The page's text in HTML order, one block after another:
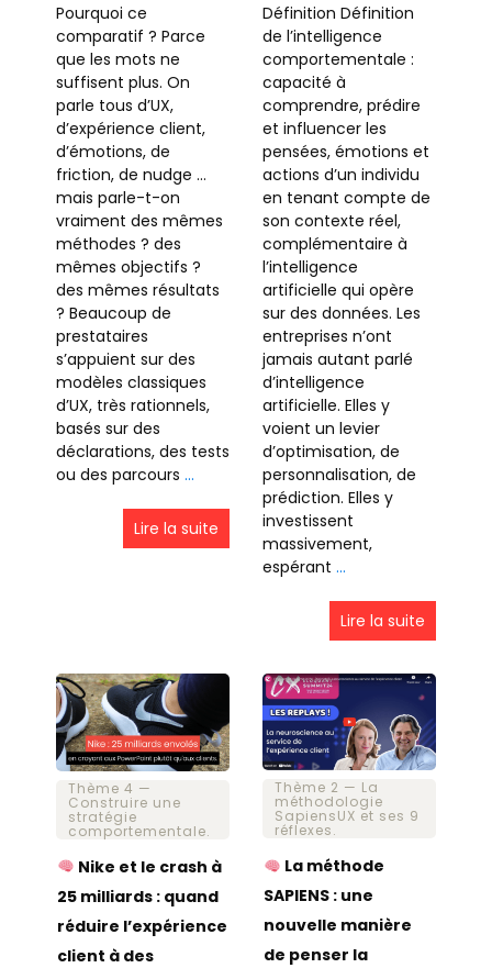
Pourquoi ce
comparatif ? Parce
que les mots ne
suffisent plus. On
parle tous d’UX,
d’expérience client,
d’émotions, de
friction, de nudge …
mais parle-t-on
vraiment des mêmes
méthodes ? des
mêmes objectifs ?
des mêmes résultats
? Beaucoup de
prestataires
s’appuient sur des
modèles classiques
d’UX, très rationnels,
basés sur des
déclarations, des tests
ou des parcours …
Lire la suite
Définition Définition
de l’intelligence
comportementale :
capacité à
comprendre, prédire
et influencer les
pensées, émotions et
actions d’un individu
en tenant compte de
son contexte réel,
complémentaire à
l’intelligence
artificielle qui opère
sur des données. Les
entreprises n’ont
jamais autant parlé
d’intelligence
artificielle. Elles y
voient un levier
d’optimisation, de
personnalisation, de
prédiction. Elles y
investissent
massivement,
espérant …
Lire la suite
Thème 4 —
Construire une
stratégie
comportementale.
Nike et le crash à
25 milliards : quand
réduire l’expérience
client à des
Thème 2 — La
méthodologie
SapiensUX et ses 9
réflexes.
La méthode
SAPIENS : une
nouvelle manière
de penser la